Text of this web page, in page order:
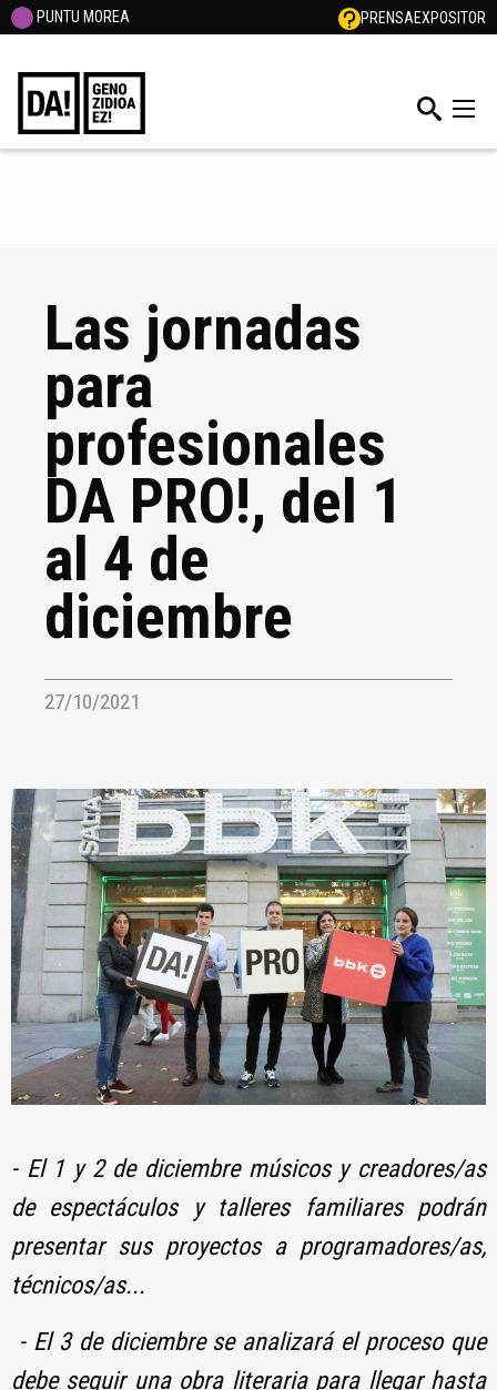
PUNTU MOREA PRENSAEXPOSITOR
Las jornadas
para
profesionales
DA PRO!, del 1
al 4 de
diciembre
27/10/2021
- El 1 y 2 de diciembre músicos y creadores/as
de espectáculos y talleres familiares podrán
presentar sus proyectos a programadores/as,
técnicos/as...
- El 3 de diciembre se analizará el proceso que
debe seguir una obra literaria para llegar hasta